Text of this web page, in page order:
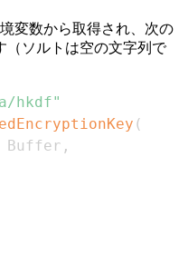
変数から取得され、次の
（ソルトは空の文字列で
hkdf"
(
Buffer ,